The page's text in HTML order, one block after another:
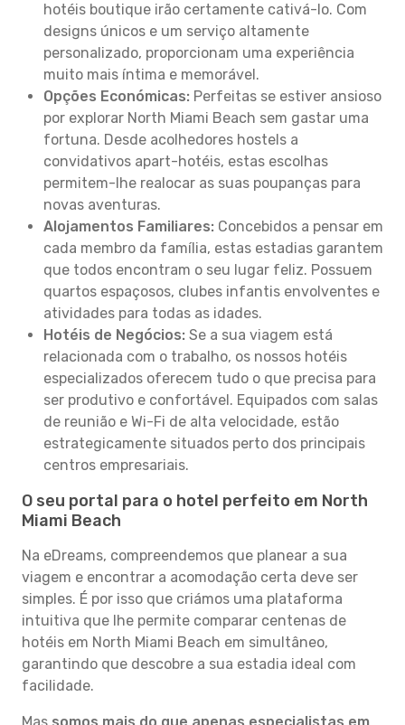
hotéis boutique irão certamente cativá-lo. Com
designs únicos e um serviço altamente
personalizado, proporcionam uma experiência
muito mais íntima e memorável.
Opções Económicas: Perfeitas se estiver ansioso
por explorar North Miami Beach sem gastar uma
fortuna. Desde acolhedores hostels a
convidativos apart-hotéis, estas escolhas
permitem-lhe realocar as suas poupanças para
novas aventuras.
Alojamentos Familiares: Concebidos a pensar em
cada membro da família, estas estadias garantem
que todos encontram o seu lugar feliz. Possuem
quartos espaçosos, clubes infantis envolventes e
atividades para todas as idades.
Hotéis de Negócios: Se a sua viagem está
relacionada com o trabalho, os nossos hotéis
especializados oferecem tudo o que precisa para
ser produtivo e confortável. Equipados com salas
de reunião e Wi-Fi de alta velocidade, estão
estrategicamente situados perto dos principais
centros empresariais.
O seu portal para o hotel perfeito em North
Miami Beach
Na eDreams, compreendemos que planear a sua
viagem e encontrar a acomodação certa deve ser
simples. É por isso que criámos uma plataforma
intuitiva que lhe permite comparar centenas de
hotéis em North Miami Beach em simultâneo,
garantindo que descobre a sua estadia ideal com
facilidade.